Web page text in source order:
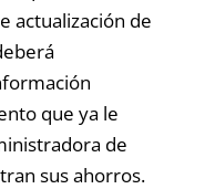
actualización de
que ya le
de
sus ahorros.